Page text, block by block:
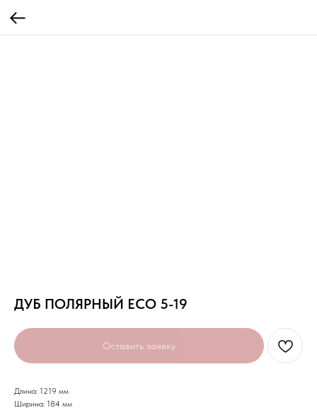
ДУБ ПОЛЯРНЫЙ ECO 5-19
Оставить заявку
Длина: 1219 мм
Ширина: 184 мм